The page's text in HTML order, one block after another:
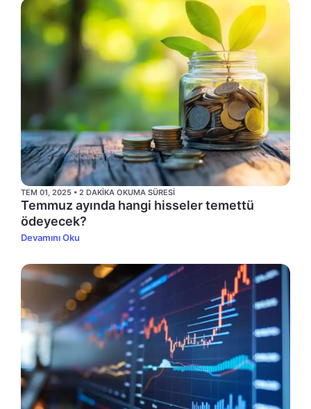
TEM 01, 2025 • 2 DAKIKA OKUMA SÜRESI
Temmuz ayında hangi hisseler temettü
ödeyecek?
Devamını Oku